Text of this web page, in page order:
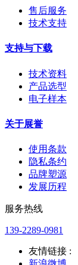
售后服务
技术支持
支持与下载
技术资料
产品选型
电子样本
关于展誉
使用条款
隐私条约
品牌塑源
发展历程
服务热线
139-2289-0981
友情链接 :